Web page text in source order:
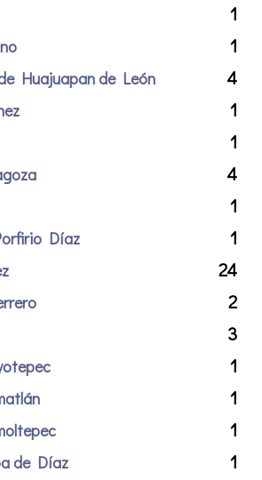
1
1
Huajuapan de León 4
1
1
4
1
Díaz 1
24
2
3
1
1
1
de Díaz 1